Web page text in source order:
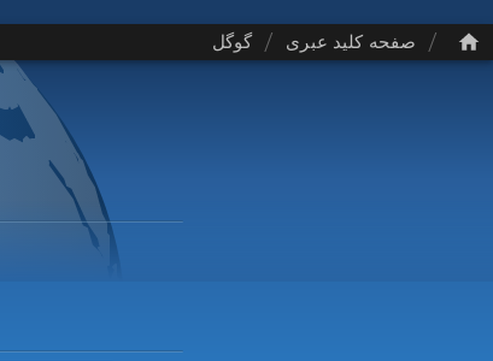
/ صفحه کلید عبری / گوگل